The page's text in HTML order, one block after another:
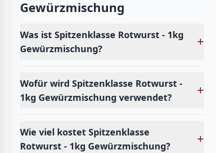
Gewürzmischung
Was ist Spitzenklasse Rotwurst - 1kg
Gewürzmischung?
+
Wofür wird Spitzenklasse Rotwurst -
1kg Gewürzmischung verwendet?
+
Wie viel kostet Spitzenklasse
Rotwurst - 1kg Gewürzmischung?
+